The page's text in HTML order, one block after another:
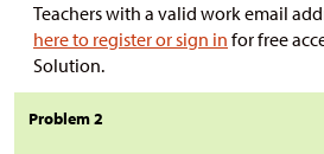
Teachers with a valid work email
here to register or sign in for free
Solution.
Problem 2